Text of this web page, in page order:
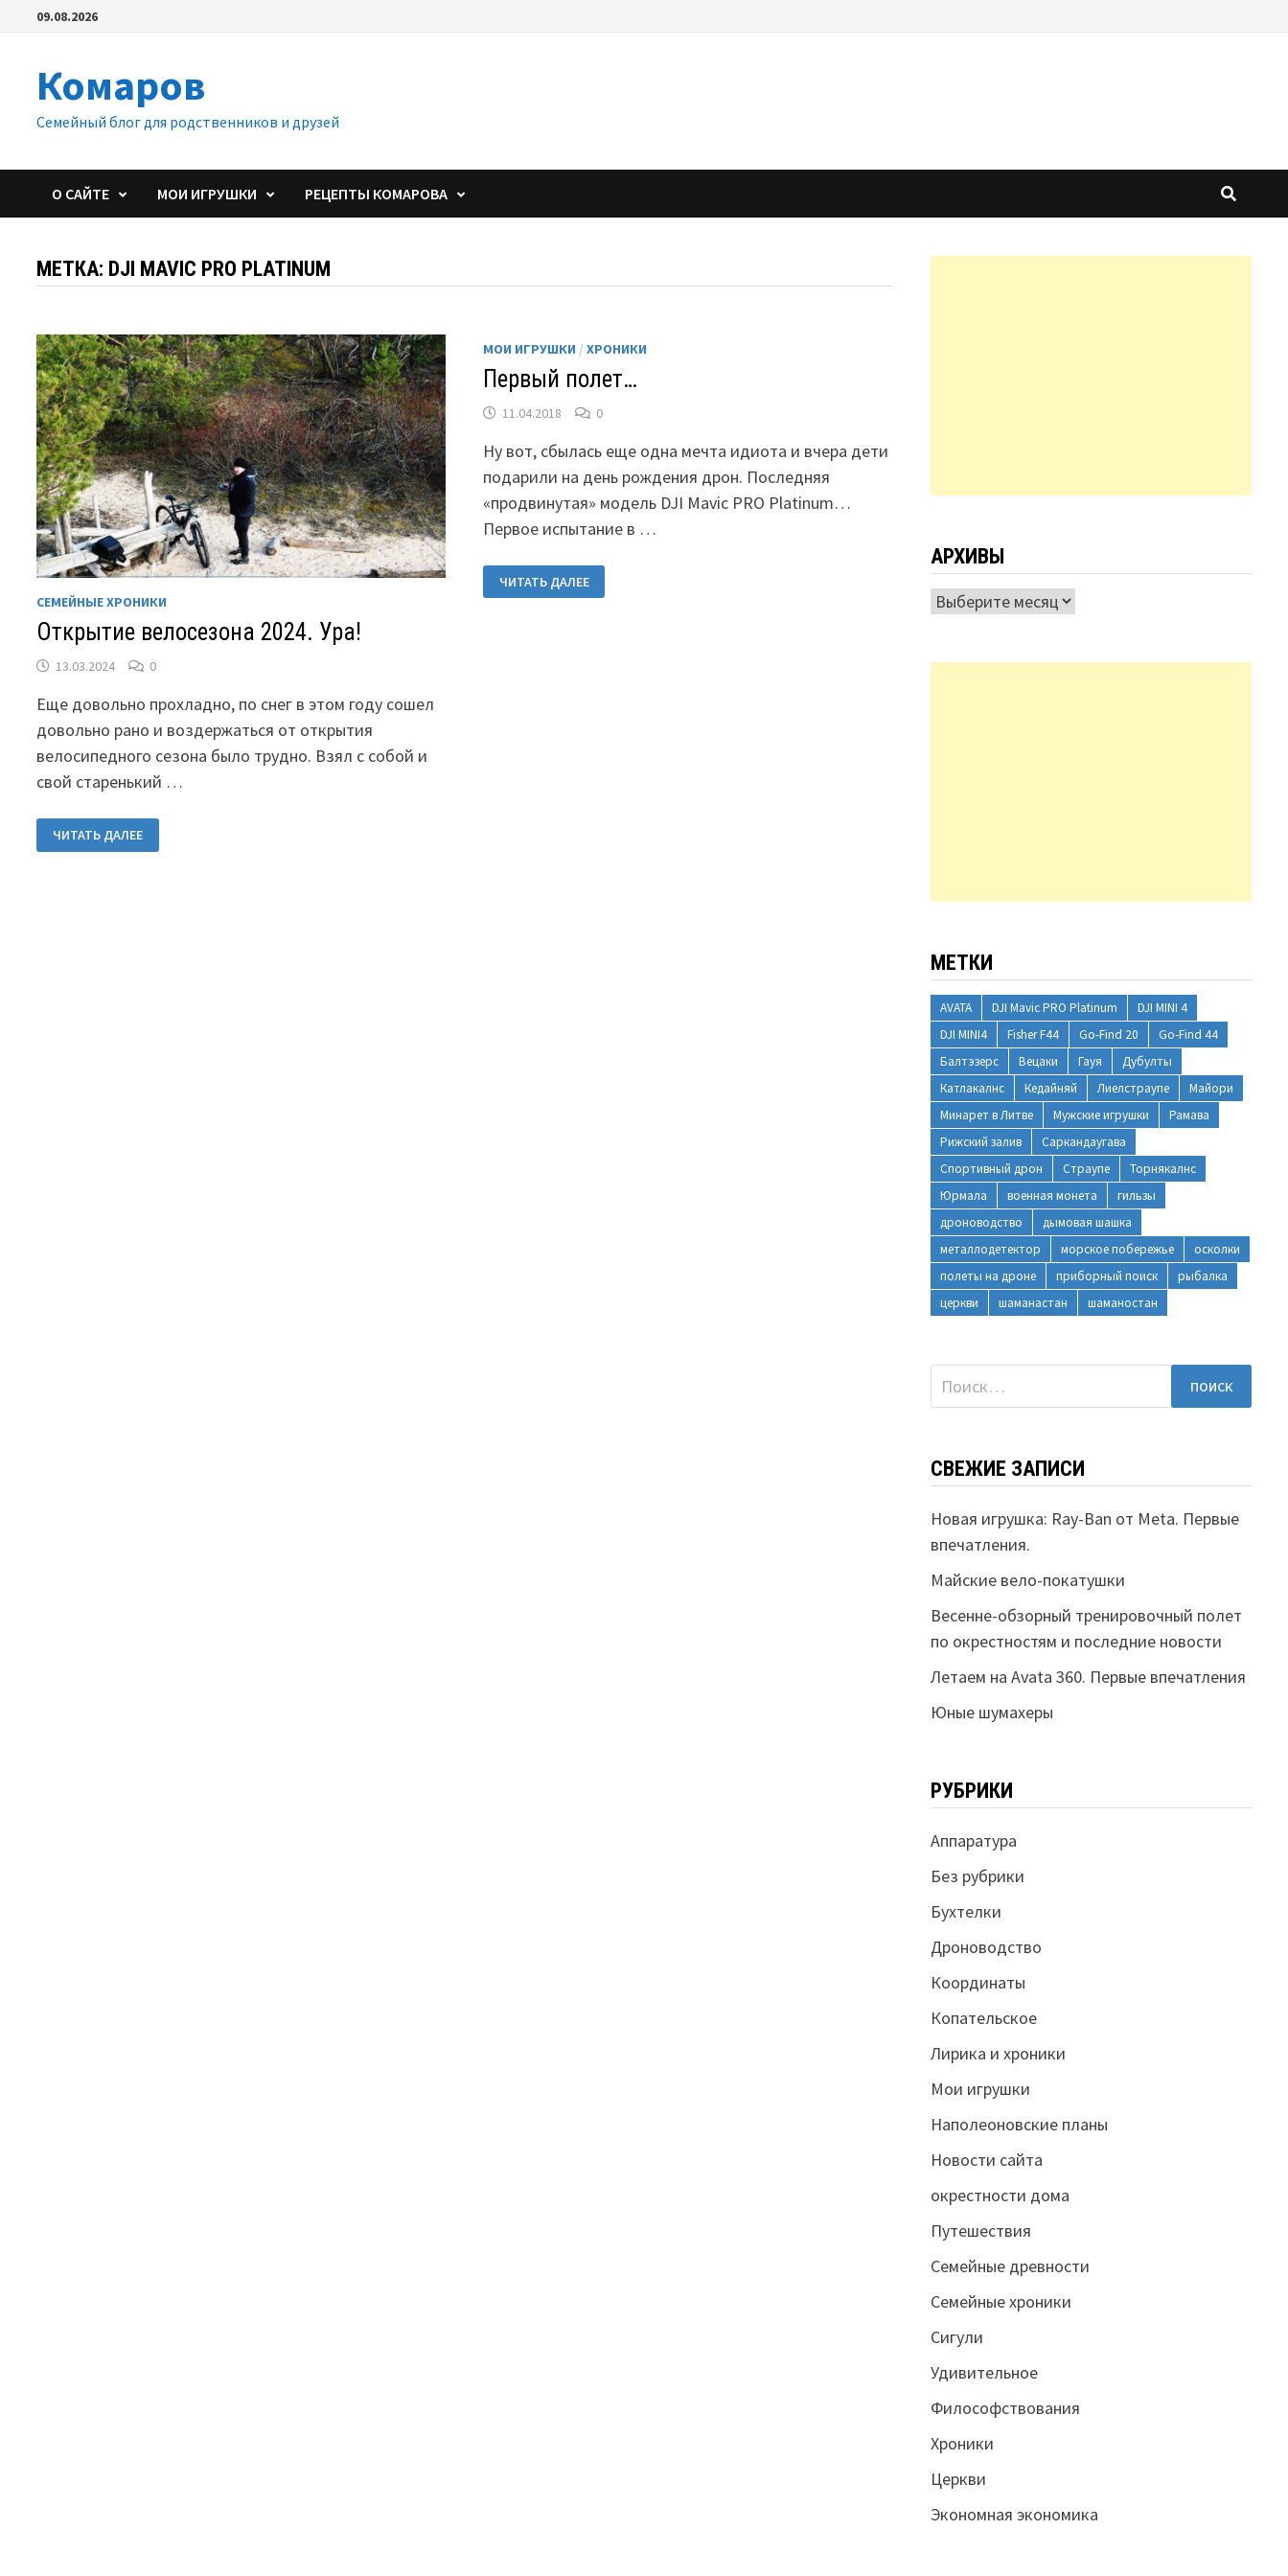
Перейти09.08.2026
Комаров
Семейный блог для родственников и друзей
О САЙТЕ МОИ ИГРУШКИ РЕЦЕПТЫ КОМАРОВА
МЕТКА: DJI MAVIC PRO PLATINUM
СЕМЕЙНЫЕ ХРОНИКИ
Открытие велосезона 2024. Ура!
13.03.2024 0
Еще довольно прохладно, по снег в этом году сошел
довольно рано и воздержаться от открытия
велосипедного сезона было трудно. Взял с собой и
свой старенький …
ВЕЛОСЕЗОНА
2024.
ЧИТАТЬ ДАЛЕЕ
МОИ ИГРУШКИ / ХРОНИКИ
Первый полет…
11.04.2018 0
Ну вот, сбылась еще одна мечта идиота и вчера дети
подарили на день рождения дрон. Последняя
«продвинутая» модель DJI Mavic PRO Platinum…
Первое испытание в …
ПОЛЕТ…
ЧИТАТЬ ДАЛЕЕ
АРХИВЫ
Архивы
МЕТКИ
AVATA DJI Mavic PRO Platinum
DJI MINI 4
DJI MINI4
Fisher F44 Go-Find 20
Go-Find 44
Балтэзерс
Вецаки Гауя
Дубулты
Катлакалнс
Кедайняй Лиелстраупе
Майори
Минарет в Литве
Мужские игрушки
Рамава
Рижский залив
Саркандаугава
Спортивный дрон
Страупе
Торнякалнс
Юрмала
военная монета
гильзы
дроноводство
дымовая шашка
металлодетектор
морское побережье
осколки
полеты на дроне
приборный поиск
рыбалка
церкви
шаманастан шаманостан
Найти:
СВЕЖИЕ ЗАПИСИ
Новая игрушка: Ray-Ban от Meta. Первые
впечатления.
Майские вело-покатушки
Весенне-обзорный тренировочный полет
по окрестностям и последние новости
Летаем на Avata 360. Первые впечатления
Юные шумахеры
РУБРИКИ
Аппаратура
Без рубрики
Бухтелки
Дроноводство
Координаты
Копательское
Лирика и хроники
Мои игрушки
Наполеоновские планы
Новости сайта
окрестности дома
Путешествия
Семейные древности
Семейные хроники
Сигули
Удивительное
Философствования
Хроники
Церкви
Экономная экономика